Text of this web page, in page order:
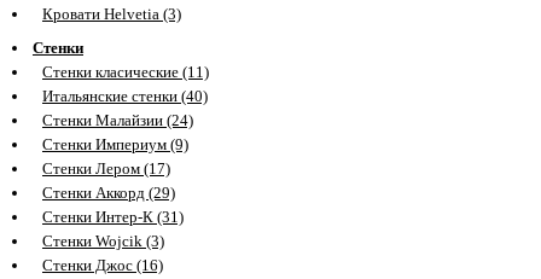
Кровати Helvetia (3)
Стенки
Стенки класические (11)
Итальянские стенки (40)
Стенки Малайзии (24)
Стенки Империум (9)
Стенки Лером (17)
Стенки Аккорд (29)
Стенки Интер-К (31)
Стенки Wojcik (3)
Стенки Джос (16)